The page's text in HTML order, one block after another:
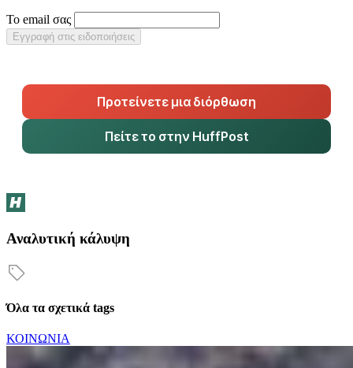
Το email σας
Εγγραφή στις ειδοποιήσεις
Προτείνετε μια διόρθωση
Πείτε το στην HuffPost
Αναλυτική κάλυψη
Όλα τα σχετικά tags
ΚΟΙΝΩΝΙΑ